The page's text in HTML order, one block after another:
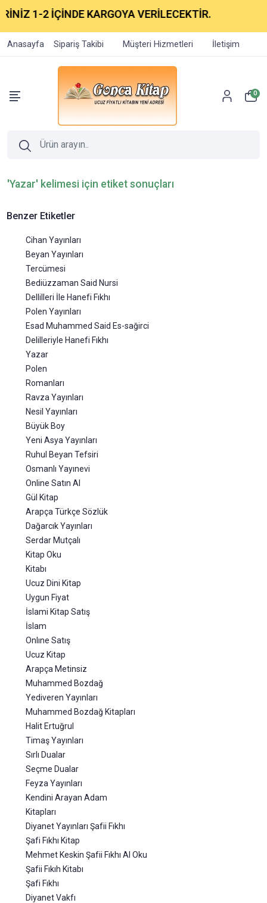
1-2 İÇİNDE KARGOYA VERİLECEKTİR.
Anasayfa Sipariş Takibi Müşteri Hizmetleri İletişim
0
'Yazar' kelimesi için etiket sonuçları
Benzer Etiketler
Cihan Yayınları
Beyan Yayınları
Tercümesi
Bediüzzaman Said Nursi
Dellilleri İle Hanefi Fıkhı
Polen Yayınları
Esad Muhammed Said Es-sağirci
Delilleriyle Hanefi Fıkhı
Yazar
Polen
Romanları
Ravza Yayınları
Nesil Yayınları
Büyük Boy
Yeni Asya Yayınları
Ruhul Beyan Tefsiri
Osmanlı Yayınevi
Online Satın Al
Gül Kitap
Arapça Türkçe Sözlük
Dağarcık Yayınları
Serdar Mutçalı
Kitap Oku
Kitabı
Ucuz Dini Kitap
Uygun Fiyat
İslami Kitap Satış
İslam
Onlıne Satış
Ucuz Kitap
Arapça Metinsiz
Muhammed Bozdağ
Yediveren Yayınları
Muhammed Bozdağ Kitapları
Halit Ertuğrul
Timaş Yayınları
Sırlı Dualar
Seçme Dualar
Feyza Yayınları
Kendini Arayan Adam
Kitapları
Diyanet Yayınları Şafii Fıkhı
Şafi Fıkhı Kitap
Mehmet Keskin Şafii Fıkhı Al Oku
Şafii Fıkıh Kitabı
Şafi Fıkhı
Diyanet Vakfı